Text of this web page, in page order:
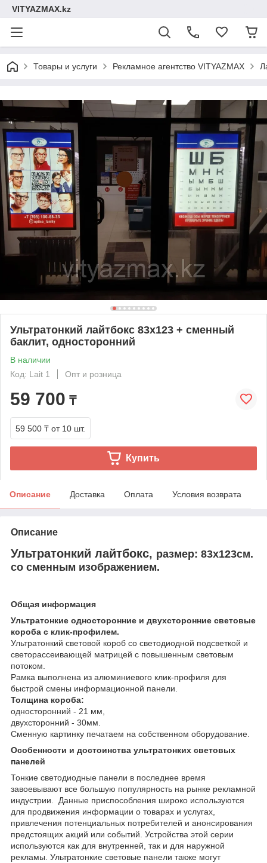
VITYAZMAX.kz
Товары и услуги Рекламное агентство VITYAZMAX
Ультратонкий лайтбокс 83х123 + сменный
баклит, односторонний
В наличии
Код: Lait 1
Опт и розница
59 700 ₸
59 500 ₸ от 10 шт.
Купить
Описание Доставка Оплата Условия возврата
Описание
Ультратонкий лайтбокс, размер: 83х123см.
со сменным изображением.
Общая информация
Ультратонкие односторонние и двухсторонние световые
короба с клик-профилем.
Ультратонкий световой короб со светодиодной подсветкой и
светорассеивающей матрицей с повышенным световым
потоком.
Рамка выполнена из алюминиевого клик-профиля для
быстрой смены информационной панели.
Толщина короба:
односторонний - 21 мм,
двухсторонний - 30мм.
Сменную картинку печатаем на собственном оборудование.
Особенности и достоинства ультратонких световых
панелей
Тонкие светодиодные панели в последнее время
завоевывают все большую популярность на рынке рекламной
индустрии. Данные приспособления широко используются
для продвижения информации о товарах и услугах,
привлечения потенциальных потребителей и анонсирования
предстоящих акций или событий. Устройства этой серии
используются как для внутренней, так и для наружной
рекламы. Ультратонкие световые панели также могут